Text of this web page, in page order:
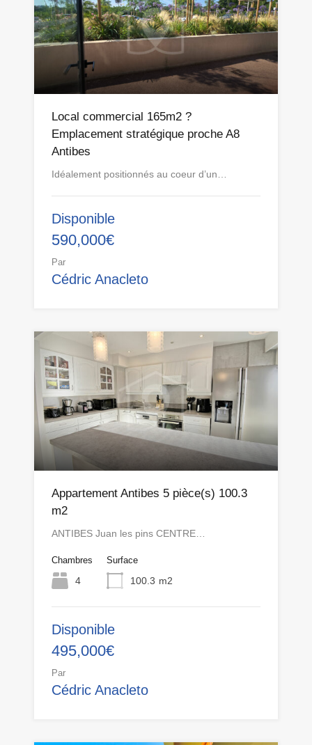
Local commercial 165m2 ?
Emplacement stratégique proche A8
Antibes
Idéalement positionnés au coeur d’un…
Disponible
590,000€
Par
Cédric Anacleto
Appartement Antibes 5 pièce(s) 100.3
m2
ANTIBES Juan les pins CENTRE…
Chambres
4
Surface
100.3 m2
Disponible
495,000€
Par
Cédric Anacleto